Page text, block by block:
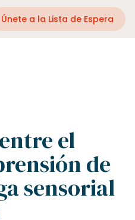
Únete a la Lista de Espera
el
de
sensorial